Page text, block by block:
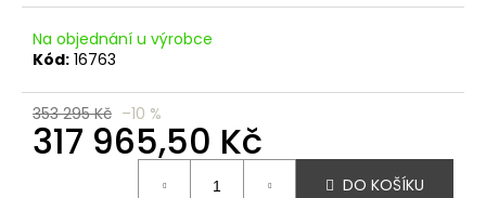
Na objednání u výrobce
Kód: 16763
353 295 Kč –10 %
317 965,50 Kč
DO KOŠÍKU
D
o
p
o
u
č